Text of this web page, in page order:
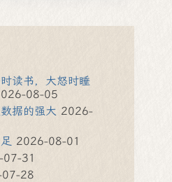
读书，大怒时睡
08-05
据的强大 2026-
2026-08-01
31
28